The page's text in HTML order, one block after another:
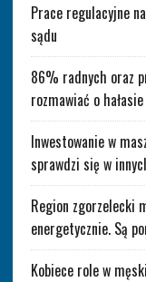
Prace regulacyjne
sądu
86% radnych oraz
rozmawiać o hałasie
Inwestowanie w
sprawdzi się w
Region zgorzelecki
energetycznie. Są
Kobiece role w